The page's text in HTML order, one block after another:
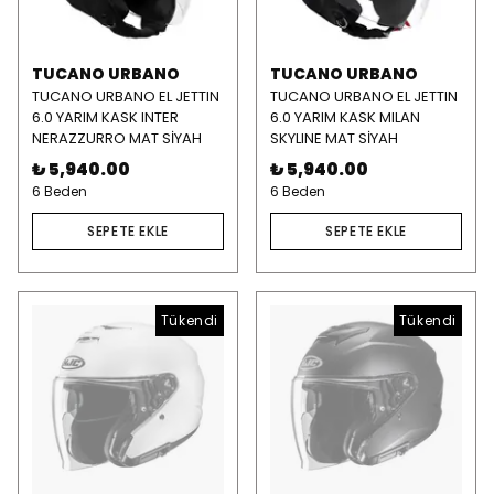
TUCANO URBANO
TUCANO URBANO EL JETTIN
6.0 YARIM KASK INTER
NERAZZURRO MAT SİYAH
₺ 5,940.00
6 Beden
SEPETE EKLE
TUCANO URBANO
TUCANO URBANO EL JETTIN
6.0 YARIM KASK MILAN
SKYLINE MAT SİYAH
₺ 5,940.00
6 Beden
SEPETE EKLE
Tükendi Tükendi